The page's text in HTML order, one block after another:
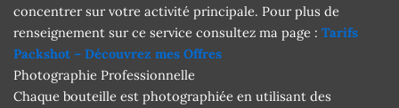
concentrer sur votre activité principale. Pour plus de
renseignement sur ce service consultez ma page : Tarifs
Packshot – Découvrez mes Offres
Photographie Professionnelle
Chaque bouteille est photographiée en utilisant des